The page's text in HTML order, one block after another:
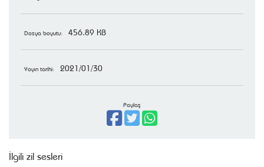
Dosya boyutu: 456.89 KB
Yayın tarihi: 2021/01/30
Paylaş
İlgili zil sesleri